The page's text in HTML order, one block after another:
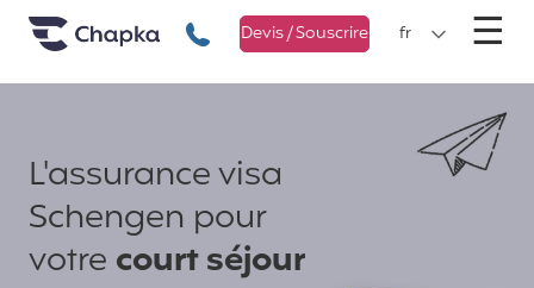
Chapka Assurances Voyages
+33 1 74 85 50 50
Devis / Souscrire fr ☰
L'assurance visa
Schengen pour
votre court séjour